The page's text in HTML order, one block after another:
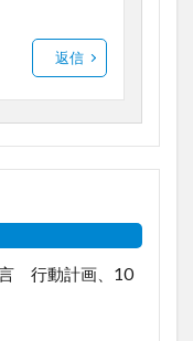
返信
行動計画、10